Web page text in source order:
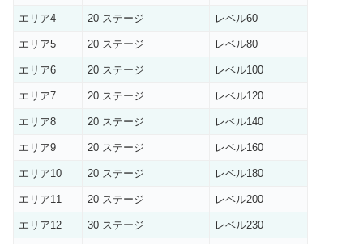
エリア4 20 ステージ レベル60
エリア5 20 ステージ レベル80
エリア6 20 ステージ レベル100
エリア7 20 ステージ レベル120
エリア8 20 ステージ レベル140
エリア9 20 ステージ レベル160
エリア10 20 ステージ レベル180
エリア11 20 ステージ レベル200
エリア12 30 ステージ レベル230